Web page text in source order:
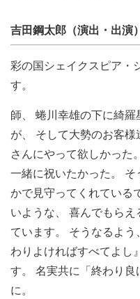
吉田鋼太郎（演出・出演）
彩の国シェイクスピア・
す。
師、 蜷川幸雄の下に綺
が、 そして大勢のお客
さんにやって欲しかった
一緒に祝いたかった。
かで見守ってくれている
いような、 喜んでもら
ています。 そうなるよ
わりよければすべてよし
す。 名実共に「終わり
に。